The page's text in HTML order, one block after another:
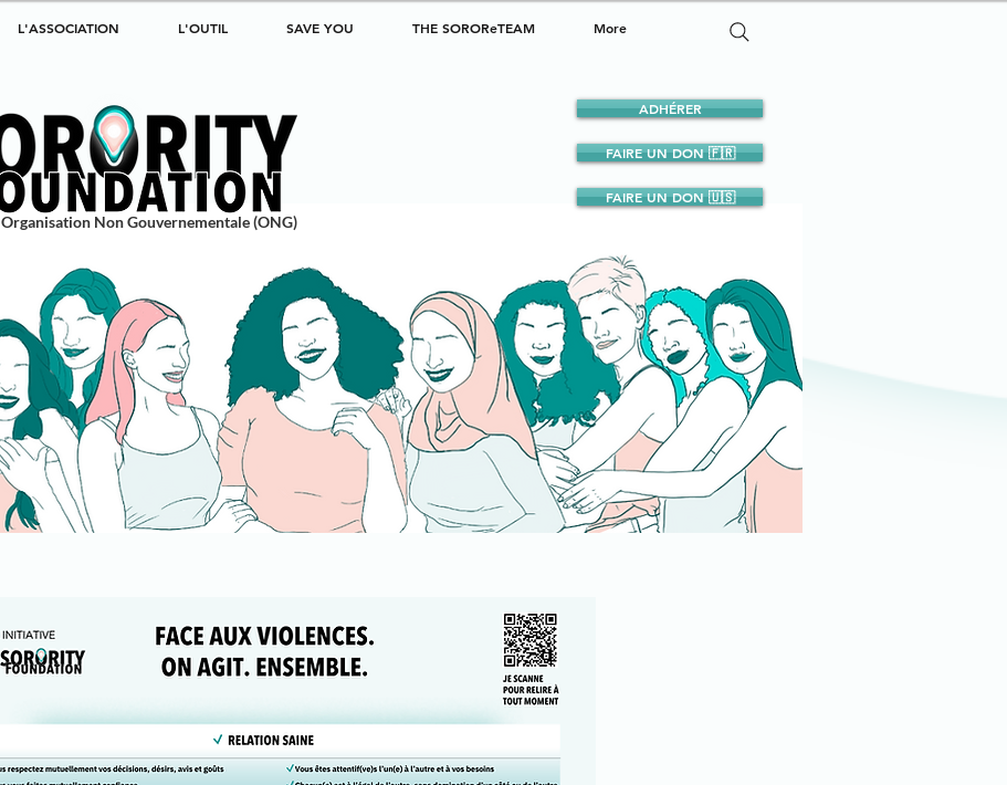
L'ASSOCIATION L'OUTIL SAVE YOU THE SOROReTEAM More
ADHÉRER
FAIRE UN DON 🇫🇷
Organisation Non Gouvernementale (ONG)
FAIRE UN DON 🇺🇸